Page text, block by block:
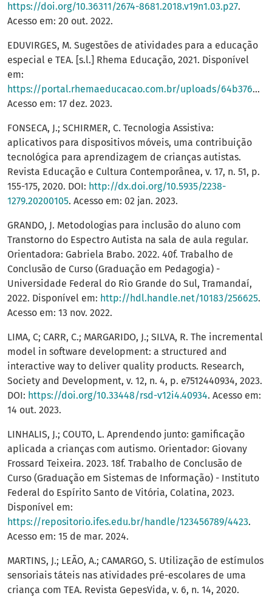
https://doi.org/10.36311/2674-8681.2018.v19n1.03.p27.
Acesso em: 20 out. 2022.
EDUVIRGES, M. Sugestões de atividades para a educação
especial e TEA. [s.l.] Rhema Educação, 2021. Disponível
em:
https://portal.rhemaeducacao.com.br/uploads/64b376b77d2f7ee4d710d3b7907dbcd1.pdf
Acesso em: 17 dez. 2023.
FONSECA, J.; SCHIRMER, C. Tecnologia Assistiva:
aplicativos para dispositivos móveis, uma contribuição
tecnológica para aprendizagem de crianças autistas.
Revista Educação e Cultura Contemporânea, v. 17, n. 51, p.
155-175, 2020. DOI: http://dx.doi.org/10.5935/2238-
1279.20200105. Acesso em: 02 jan. 2023.
GRANDO, J. Metodologias para inclusão do aluno com
Transtorno do Espectro Autista na sala de aula regular.
Orientadora: Gabriela Brabo. 2022. 40f. Trabalho de
Conclusão de Curso (Graduação em Pedagogia) -
Universidade Federal do Rio Grande do Sul, Tramandaí,
2022. Disponível em: http://hdl.handle.net/10183/256625.
Acesso em: 13 nov. 2022.
LIMA, C; CARR, C.; MARGARIDO, J.; SILVA, R. The incremental
model in software development: a structured and
interactive way to deliver quality products. Research,
Society and Development, v. 12, n. 4, p. e7512440934, 2023.
DOI: https://doi.org/10.33448/rsd-v12i4.40934. Acesso em:
14 out. 2023.
LINHALIS, J.; COUTO, L. Aprendendo junto: gamificação
aplicada a crianças com autismo. Orientador: Giovany
Frossard Teixeira. 2023. 18f. Trabalho de Conclusão de
Curso (Graduação em Sistemas de Informação) - Instituto
Federal do Espírito Santo de Vitória, Colatina, 2023.
Disponível em:
https://repositorio.ifes.edu.br/handle/123456789/4423.
Acesso em: 15 de mar. 2024.
MARTINS, J.; LEÃO, A.; CAMARGO, S. Utilização de estímulos
sensoriais táteis nas atividades pré-escolares de uma
criança com TEA. Revista GepesVida, v. 6, n. 14, 2020.